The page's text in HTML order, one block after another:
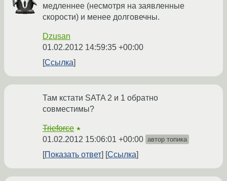
медленнее (несмотря на заявленные
скорости) и менее долговечны.
Dzusan
01.02.2012 14:59:35 +00:00
Ссылка
Там кстати SATA 2 и 1 обратно
совместимы?
Trieforce ★
01.02.2012 15:06:01 +00:00 автор топика
Показать ответ Ссылка